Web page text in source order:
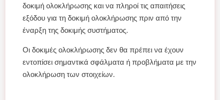
δοκιμή ολοκλήρωσης και να πληροί τις απαιτήσεις
εξόδου για τη δοκιμή ολοκλήρωσης πριν από την
έναρξη της δοκιμής συστήματος.
Οι δοκιμές ολοκλήρωσης δεν θα πρέπει να έχουν
εντοπίσει σημαντικά σφάλματα ή προβλήματα με την
ολοκλήρωση των στοιχείων.